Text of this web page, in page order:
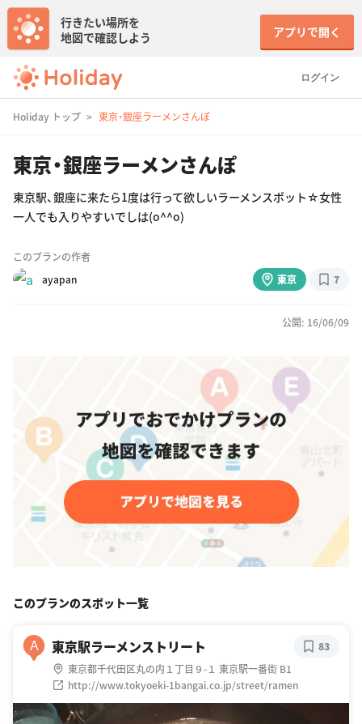
ログイン
行きたい場所を
地図で確認しよう
アプリで開く
Holiday トップ 東京・銀座ラーメンさんぽ
東京・銀座ラーメンさんぽ
東京駅、銀座に来たら1度は行って欲しいラーメンスポット☆女性
一人でも入りやすいでしは(o^^o)
このプランの作者
ayapan
東京 7
公開: 16/06/09
このプランのスポット一覧
A 東京駅ラーメンストリート
東京都千代田区丸の内１丁目９-１ 東京駅一番街 B1
http://www.tokyoeki-1bangai.co.jp/street/ramen
83